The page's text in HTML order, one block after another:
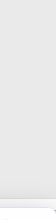
© 2021-2026 优